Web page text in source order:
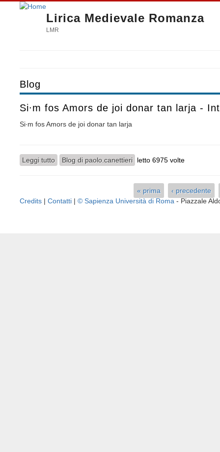
Lirica Medievale Romanza
LMR
Blog
Si∙m fos Amors de joi donar tan larja -
Si∙m fos Amors de joi donar tan larja
Leggi tutto su Si∙m fos Amors de joi donar tan larja -
Blog di paolo.canettieri letto 6975 volte
Pagine
« prima
‹ precedente
Credits | Contatti | © Sapienza Università di Roma - Piazzale